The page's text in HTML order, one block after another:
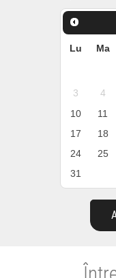
Lu Ma
3
4
10
11
17
18
24
25
31